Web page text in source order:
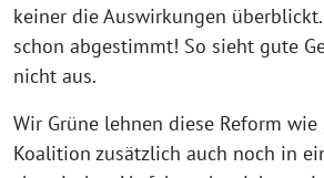
keiner die Auswirkungen
schon abgestimmt! So sieht gute
nicht aus.
Wir Grüne lehnen diese Reform
Koalition zusätzlich auch noch in